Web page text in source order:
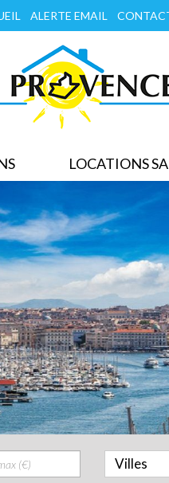
ALERTE EMAIL
LOCATIONS
Villes